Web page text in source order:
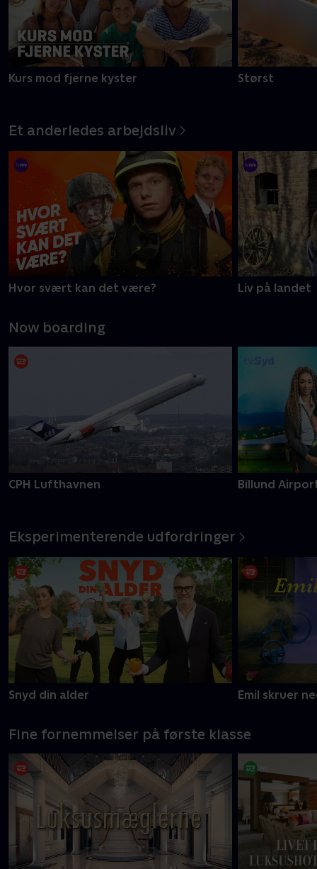
Kurs mod fjerne kyster Størst
Et anderledes arbejdsliv
Hvor svært kan det være? Liv på landet
Now boarding
CPH Lufthavnen Billund
Eksperimenterende udfordringer
Snyd din alder Emil skruer
Fine fornemmelser på første klasse